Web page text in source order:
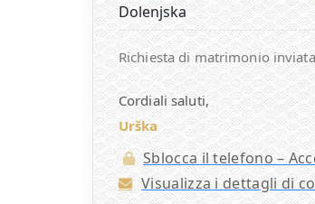
Dolenjska
Richiesta di matrimonio
Cordiali saluti,
Urška
Sblocca il telefono –
Visualizza i dettagli di